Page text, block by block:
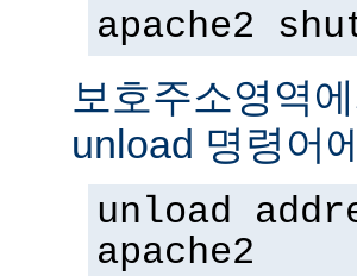
apache2
보호주소영역
unload 명령어
unload
apache2